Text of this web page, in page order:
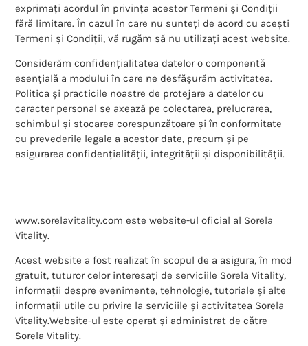
www.sorelavitality.com este website-ul oficial al Sorela
Vitality.
Acest website a fost realizat în scopul de a asigura, în mod
gratuit, tuturor celor interesați de serviciile Sorela Vitality,
informații despre evenimente, tehnologie, tutoriale și alte
informații utile cu privire la serviciile și activitatea Sorela
Vitality.Website-ul este operat și administrat de către
Sorela Vitality.
exprimați acordul în privința acestor Termeni și Condiții
fără limitare. În cazul în care nu sunteți de acord cu acești
Termeni și Condiții, vă rugăm să nu utilizați acest website.
Considerăm confidențialitatea datelor o componentă
esențială a modului în care ne desfășurăm activitatea.
Politica și practicile noastre de protejare a datelor cu
caracter personal se axează pe colectarea, prelucrarea,
schimbul și stocarea corespunzătoare și în conformitate
cu prevederile legale a acestor date, precum și pe
asigurarea confidențialității, integrității și disponibilității.